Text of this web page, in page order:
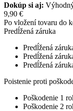
Dokúp si aj:
9,90 €
Po vložení tovaru do
Predĺžená záruka
Predĺžená
Predĺžená
Predĺžená
Poistenie proti
Poškodenie 1
Poškodenie 2